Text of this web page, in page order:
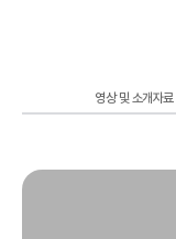
영상 및 소개자료